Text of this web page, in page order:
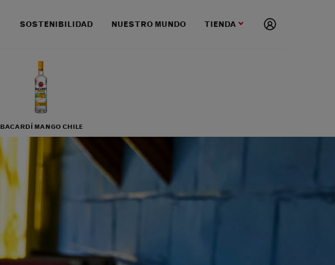
SOSTENIBILIDAD NUESTRO MUNDO TIENDA
BACARDÍ MANGO CHILE